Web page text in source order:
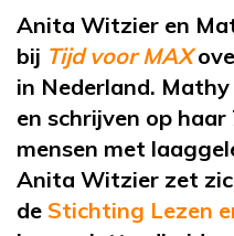
Anita Witzier en
bij Tijd voor MAX
in Nederland.
en schrijven op
mensen met
Anita Witzier zet
de Stichting Lezen